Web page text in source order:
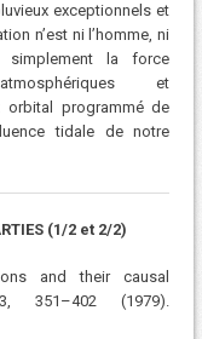
exceptionnels et
n’est ni l’homme, ni
la force
et
orbital programmé de
tidale de notre
(1/2 et 2/2)
and their causal
351–402 (1979).